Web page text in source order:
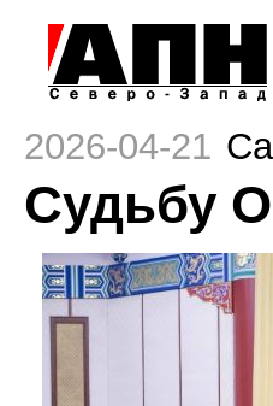
2026-04-21
Судьбу